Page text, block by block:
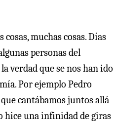
muchas cosas. Días
personas del
verdad que se nos han ido
Por ejemplo Pedro
cantábamos juntos allá
hice una infinidad de giras